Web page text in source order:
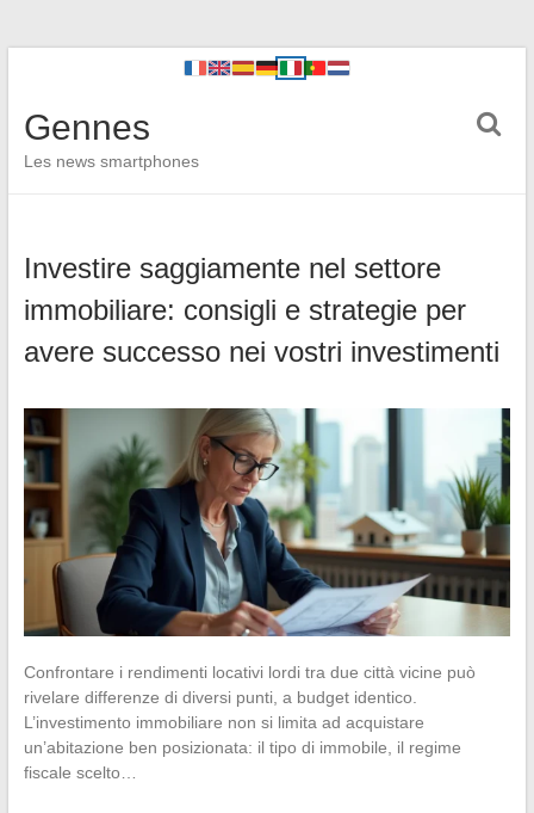
Gennes
Les news smartphones
Investire saggiamente nel settore
immobiliare: consigli e strategie per
avere successo nei vostri investimenti
Confrontare i rendimenti locativi lordi tra due città vicine può
rivelare differenze di diversi punti, a budget identico.
L’investimento immobiliare non si limita ad acquistare
un’abitazione ben posizionata: il tipo di immobile, il regime
fiscale scelto…